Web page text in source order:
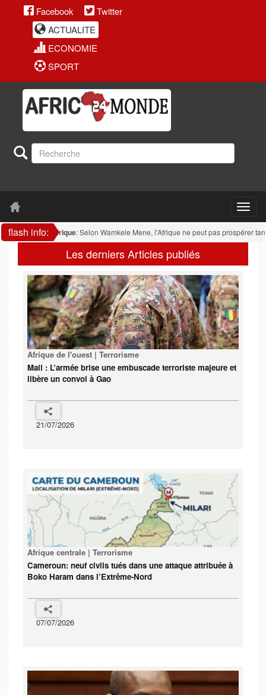
Facebook
Twitter
ACTUALITE
ECONOMIE
SPORT
flash info:
Afrique : Selon Wamkele Mene, l'Afrique ne peut pas prospérer tant
Les derniers Articles publiés
Afrique de l'ouest | Terrorisme
Mali : L’armée brise une embuscade terroriste majeure et
libère un convoi à Gao
21/07/2026
Afrique centrale | Terrorisme
Cameroun: neuf civils tués dans une attaque attribuée à
Boko Haram dans l’Extrême-Nord
07/07/2026